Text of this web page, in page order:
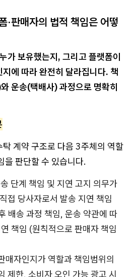
판매자의 법적 책임은 어떻
가 보유했는지, 그리고 플랫폼이
에 따라 완전히 달라집니다. 책
운송(택배사) 과정으로 명확히
계약 구조로 다음 3주체의 역할
을 판단할 수 있습니다.
단계 책임 및 지연 고지 의무가
접 당사자로서 발송 지연 책임
배송 과정 책임, 운송 약관에 따
책임 (원칙적으로 판매자 책임
매자인지가 역할과 책임범위의
제한, 소비자 오인 가능 광고 시